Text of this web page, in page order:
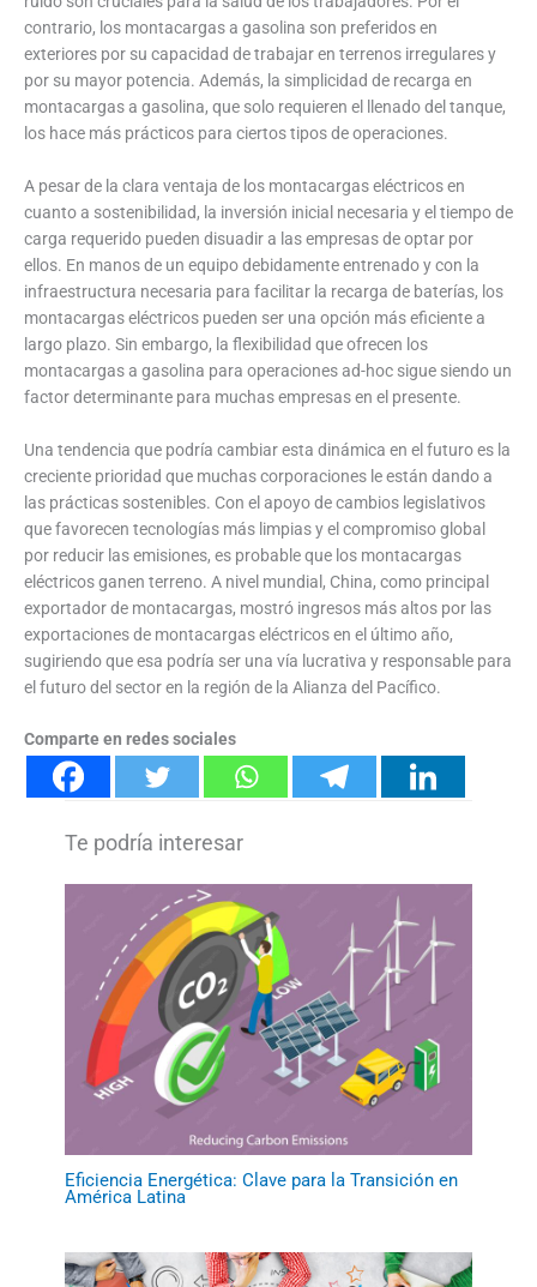
contrario, los montacargas a gasolina son preferidos en
exteriores por su capacidad de trabajar en terrenos irregulares y
por su mayor potencia. Además, la simplicidad de recarga en
montacargas a gasolina, que solo requieren el llenado del tanque,
los hace más prácticos para ciertos tipos de operaciones.
A pesar de la clara ventaja de los montacargas eléctricos en
cuanto a sostenibilidad, la inversión inicial necesaria y el tiempo de
carga requerido pueden disuadir a las empresas de optar por
ellos. En manos de un equipo debidamente entrenado y con la
infraestructura necesaria para facilitar la recarga de baterías, los
montacargas eléctricos pueden ser una opción más eficiente a
largo plazo. Sin embargo, la flexibilidad que ofrecen los
montacargas a gasolina para operaciones ad-hoc sigue siendo un
factor determinante para muchas empresas en el presente.
Una tendencia que podría cambiar esta dinámica en el futuro es la
creciente prioridad que muchas corporaciones le están dando a
las prácticas sostenibles. Con el apoyo de cambios legislativos
que favorecen tecnologías más limpias y el compromiso global
por reducir las emisiones, es probable que los montacargas
eléctricos ganen terreno. A nivel mundial, China, como principal
exportador de montacargas, mostró ingresos más altos por las
exportaciones de montacargas eléctricos en el último año,
sugiriendo que esa podría ser una vía lucrativa y responsable para
el futuro del sector en la región de la Alianza del Pacífico.
Comparte en redes sociales
Eficiencia Energética: Clave para la Transición en
América Latina